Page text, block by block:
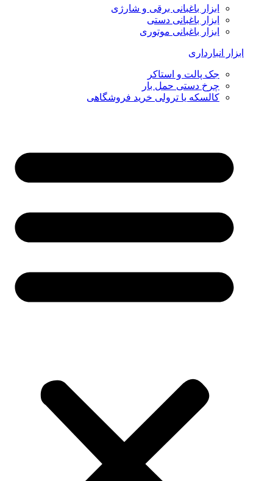
ابزار باغبانی برقی و شارژی
ابزار باغبانی دستی
ابزار باغبانی موتوری
ابزار انبارداری
جک پالت و استاکر
چرخ دستی حمل بار
کالسکه یا ترولی خرید فروشگاهی